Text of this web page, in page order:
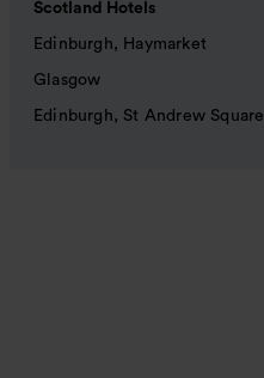
Scotland Hotels
Edinburgh, Haymarket
Glasgow
Edinburgh, St Andrew Square